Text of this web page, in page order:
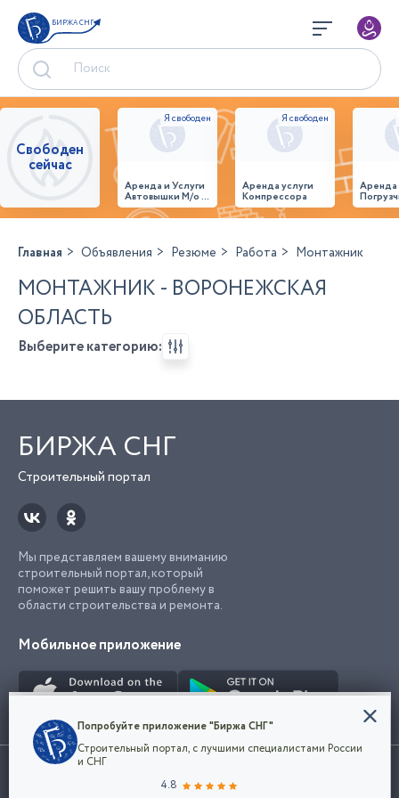
БИРЖА СНГ
Свободен
сейчас
Аренда и Услуги
Автовышки М/о г.
Домодедово
26,28,32 место
Аренда услуги
Компрессора
Главная Объявления Резюме Работа Монтажник
МОНТАЖНИК - ВОРОНЕЖСКАЯ
ОБЛАСТЬ
Выберите категорию:
БИРЖА СНГ
Строительный портал
Мы представляем вашему вниманию
строительный портал, который
поможет решить вашу проблему в
области строительства и ремонта.
Мобильное приложение
Использование сайта, в том числе подача объявлений, означает
марки представленные на сайте являются собственностью их
Конфиденциальность
Мы используем файлы cookie, чтобы сделать
наш сайт удобным для каждого
Попробуйте приложение "Биржа СНГ"
Строительный портал, с лучшими специалистами России
и СНГ
4.8